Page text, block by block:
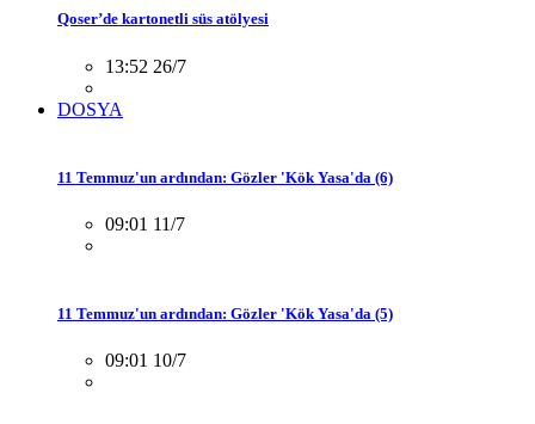
Qoser’de kartonetli süs atölyesi
13:52 26/7
DOSYA
11 Temmuz'un ardından: Gözler 'Kök Yasa'da (6)
09:01 11/7
11 Temmuz'un ardından: Gözler 'Kök Yasa'da (5)
09:01 10/7